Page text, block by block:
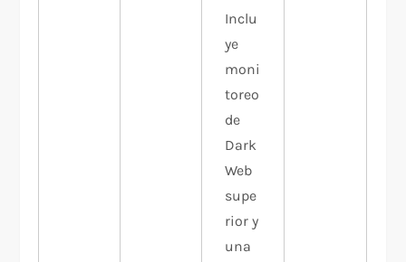
Inclu
ye
moni
toreo
de
Dark
Web
supe
rior y
una